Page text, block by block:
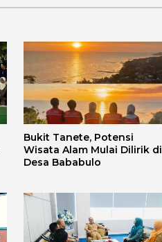
Bukit Tanete, Potensi
Wisata Alam Mulai Dilirik di
Desa Bababulo